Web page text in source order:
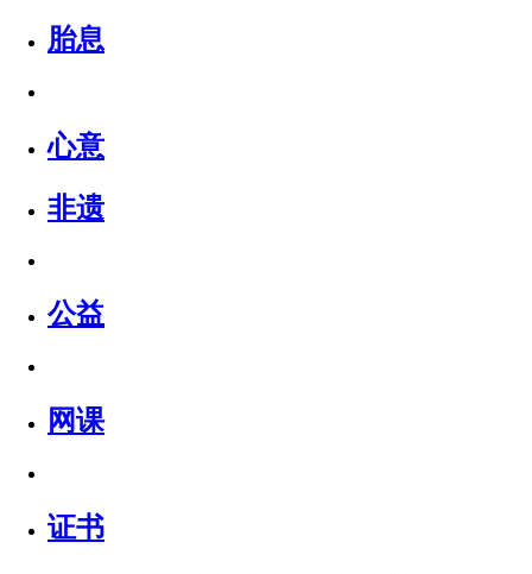
胎息
心意
非遗
公益
网课
证书